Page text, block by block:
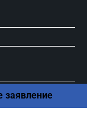
заявление